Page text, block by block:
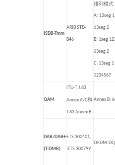
ISDB-Tmm
ARIB STD-
B46
排列模式
A: 13seg
13seg 2
B: 1seg
13seg 2
C: 13seg
1234567
QAM
ITU-T J.83
Annex A/C和
J.83 Annex B
Annex B:
DAB/DAB+
(T-DMB)
ETS 300401,
ETS 300799
OFDM-